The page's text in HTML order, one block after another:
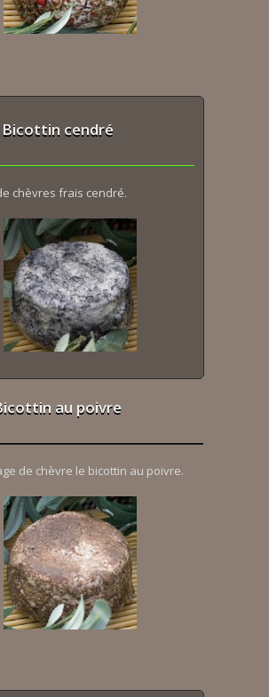
Bicottin cendré
chèvres frais cendré.
au poivre
de chèvre le bicottin au poivre.